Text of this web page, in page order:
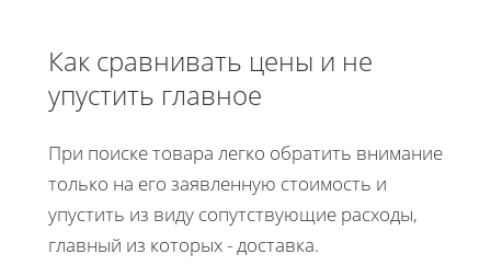
Как сравнивать цены и не
упустить главное
При поиске товара легко обратить внимание
только на его заявленную стоимость и
упустить из виду сопутствующие расходы,
главный из которых - доставка.